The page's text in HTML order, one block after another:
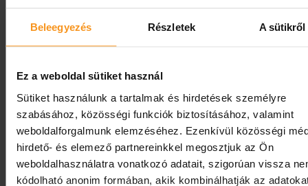
Beleegyezés Részletek A sütikről
Ez a weboldal sütiket használ
Sütiket használunk a tartalmak és hirdetések személyre
szabásához, közösségi funkciók biztosításához, valamint
weboldalforgalmunk elemzéséhez. Ezenkívül közösségi
hirdető- és elemező partnereinkkel megosztjuk az Ön
weboldalhasználatra vonatkozó adatait, szigorúan vissza
kódolható anonim formában, akik kombinálhatják az
kezelés urak részére
kezelés
Age Prevent évenkénti
fenntartó kezelés
150 000 Ft
Vector Lift
szemöldökemelés
100 000 Ft